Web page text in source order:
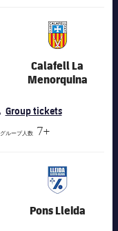
Calafell La
Menorquina
Group tickets
グループ人数 7+
Pons Lleida